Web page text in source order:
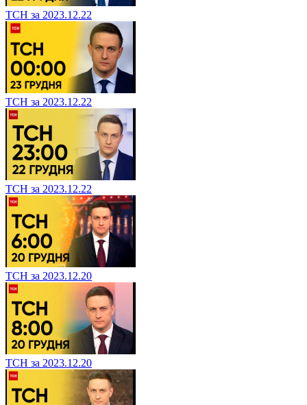
ТСН за 2023.12.22
ТСН за 2023.12.22
ТСН за 2023.12.22
ТСН за 2023.12.20
ТСН за 2023.12.20